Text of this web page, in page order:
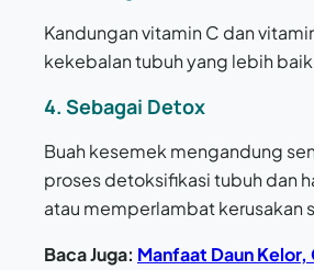
Kandungan vitamin C dan
kekebalan tubuh yang lebih
4. Sebagai Detox
Buah kesemek mengandung
proses detoksifikasi tubuh dan
atau memperlambat kerusakan
Baca Juga: Manfaat Daun Kelor,